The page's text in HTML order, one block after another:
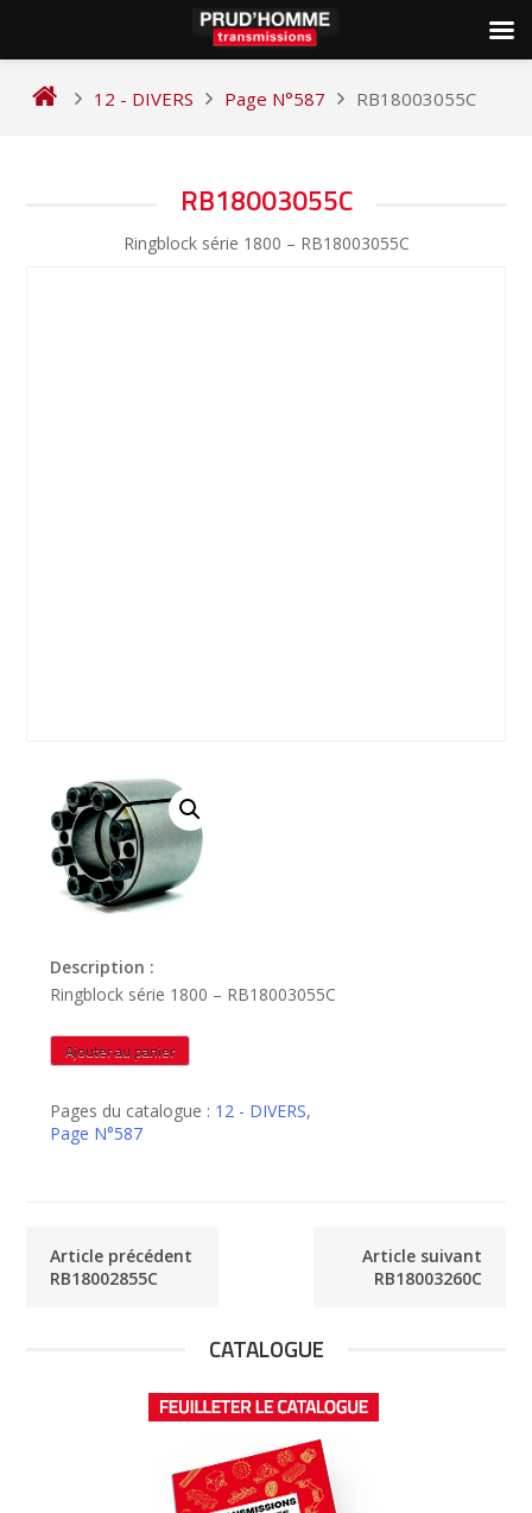
12 - DIVERS Page N°587 RB18003055C
RB18003055C
Ringblock série 1800 – RB18003055C
Description :
Ringblock série 1800 – RB18003055C
quantité
de
Ajouter au panier
Pages du catalogue : 12 - DIVERS,
Page N°587
Article précédent
RB18002855C
Article suivant
RB18003260C
CATALOGUE